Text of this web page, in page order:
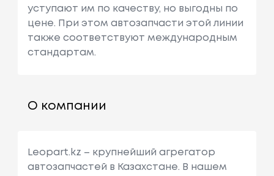
уступают им по качеству, но выгодны по
цене. При этом автозапчасти этой линии
также соответствуют международным
стандартам.
О компании
Leopart.kz – крупнейший агрегатор
автозапчастей в Казахстане. В нашем